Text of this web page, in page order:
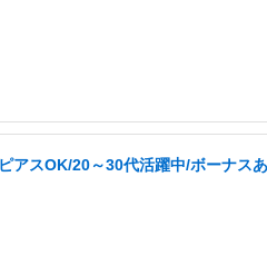
アスOK/20～30代活躍中/ボーナス